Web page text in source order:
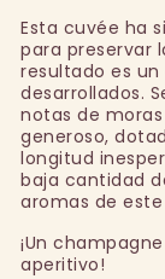
Esta cuvée ha
para preservar
resultado es
desarrollados.
notas de
generoso,
longitud
baja cantidad
aromas de
¡Un
aperitivo!